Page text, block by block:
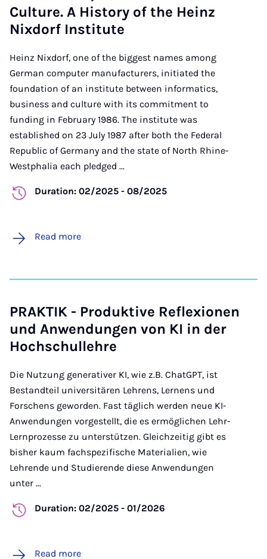
Culture. A History of the Heinz
Nixdorf Institute
Heinz Nixdorf, one of the biggest names among
German computer manufacturers, initiated the
foundation of an institute between informatics,
business and culture with its commitment to
funding in February 1986. The institute was
established on 23 July 1987 after both the Federal
Republic of Germany and the state of North Rhine-
Westphalia each pledged ...
Duration: 02/2025 - 08/2025
Read more
PRAKTIK - Produktive Reflexionen
und Anwendungen von KI in der
Hochschullehre
Die Nutzung generativer KI, wie z.B. ChatGPT, ist
Bestandteil universitären Lehrens, Lernens und
Forschens geworden. Fast täglich werden neue KI-
Anwendungen vorgestellt, die es ermöglichen Lehr-
Lernprozesse zu unterstützen. Gleichzeitig gibt es
bisher kaum fachspezifische Materialien, wie
Lehrende und Studierende diese Anwendungen
unter ...
Duration: 02/2025 - 01/2026
Read more